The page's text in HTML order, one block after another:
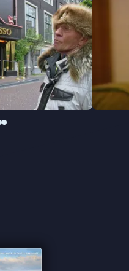
veranderde en
Het hart van
deze
melancholie: een
maar ook
stroomt.